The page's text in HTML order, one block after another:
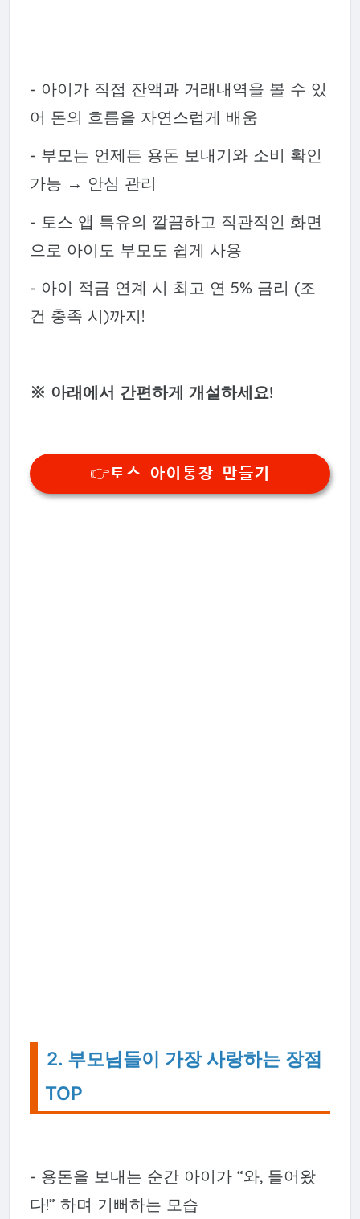
- 아이가 직접 잔액과 거래내역을 볼 수 있
어 돈의 흐름을 자연스럽게 배움
- 부모는 언제든 용돈 보내기와 소비 확인
가능 → 안심 관리
- 토스 앱 특유의 깔끔하고 직관적인 화면
으로 아이도 부모도 쉽게 사용
- 아이 적금 연계 시 최고 연 5% 금리 (조
건 충족 시)까지!
※ 아래에서 간편하게 개설하세요!
👉토스 아이통장 만들기
2. 부모님들이 가장 사랑하는 장점
TOP
- 용돈을 보내는 순간 아이가 “와, 들어왔
다!” 하며 기뻐하는 모습